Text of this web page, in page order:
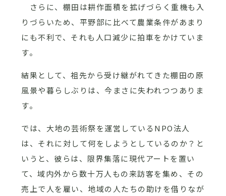
さらに、棚田は耕作面積を拡げづらく重機も入
りづらいため、平野部に比べて農業条件があまり
にも不利で、それも人口減少に拍車をかけていま
す。
結果として、祖先から受け継がれてきた棚田の原
風景や暮らしぶりは、今まさに失われつつありま
す。
では、大地の芸術祭を運営しているNPO法人
は、それに対して何をしようとしているのか？と
いうと、彼らは、限界集落に現代アートを置い
て、域内外から数十万人もの来訪客を集め、その
売上で人を雇い、地域の人たちの助けを借りなが